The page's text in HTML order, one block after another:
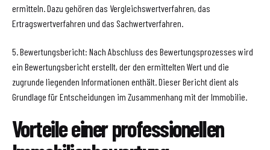
ermitteln. Dazu gehören das Vergleichswertverfahren, das
Ertragswertverfahren und das Sachwertverfahren.
5. Bewertungsbericht: Nach Abschluss des Bewertungsprozesses wird
ein Bewertungsbericht erstellt, der den ermittelten Wert und die
zugrunde liegenden Informationen enthält. Dieser Bericht dient als
Grundlage für Entscheidungen im Zusammenhang mit der Immobilie.
Vorteile einer professionellen